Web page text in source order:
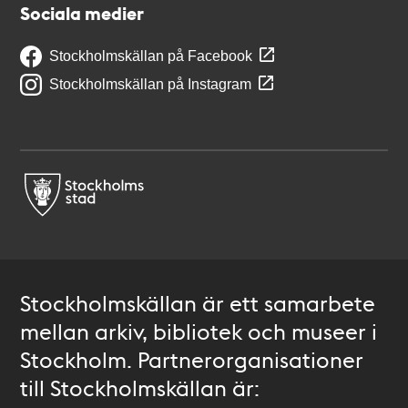
Sociala medier
Stockholmskällan på Facebook
Stockholmskällan på Instagram
Stockholmskällan är ett samarbete
mellan arkiv, bibliotek och museer i
Stockholm. Partnerorganisationer
till Stockholmskällan är: